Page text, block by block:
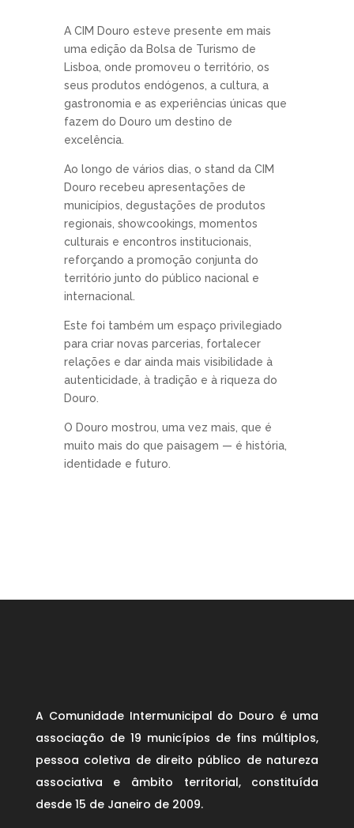
A CIM Douro esteve presente em mais
uma edição da Bolsa de Turismo de
Lisboa, onde promoveu o território, os
seus produtos endógenos, a cultura, a
gastronomia e as experiências únicas que
fazem do Douro um destino de
excelência.
Ao longo de vários dias, o stand da CIM
Douro recebeu apresentações de
municípios, degustações de produtos
regionais, showcookings, momentos
culturais e encontros institucionais,
reforçando a promoção conjunta do
território junto do público nacional e
internacional.
Este foi também um espaço privilegiado
para criar novas parcerias, fortalecer
relações e dar ainda mais visibilidade à
autenticidade, à tradição e à riqueza do
Douro.
O Douro mostrou, uma vez mais, que é
muito mais do que paisagem — é história,
identidade e futuro.
A Comunidade Intermunicipal do Douro é uma
associação de 19 municípios de fins múltiplos,
pessoa coletiva de direito público de natureza
associativa e âmbito territorial, constituída
desde 15 de Janeiro de 2009.